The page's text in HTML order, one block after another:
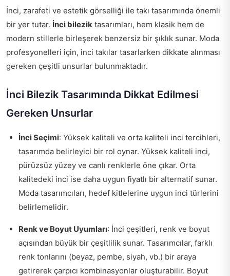
İnci, zarafeti ve estetik görselliği ile takı tasarımında önemli
bir yer tutar. İnci bilezik tasarımları, hem klasik hem de
modern stillerle birleşerek benzersiz bir şıklık sunar. Moda
profesyonelleri için, inci takılar tasarlarken dikkate alınması
gereken çeşitli unsurlar bulunmaktadır.
İnci Bilezik Tasarımında Dikkat Edilmesi
Gereken Unsurlar
İnci Seçimi: Yüksek kaliteli ve orta kaliteli inci tercihleri,
tasarımda belirleyici bir rol oynar. Yüksek kaliteli inci,
pürüzsüz yüzey ve canlı renklerle öne çıkar. Orta
kalitedeki inci ise daha uygun fiyatlı bir alternatif sunar.
Moda tasarımcıları, hedef kitlelerine uygun inci türlerini
belirlemelidir.
Renk ve Boyut Uyumları: İnci çeşitleri, renk ve boyut
açısından büyük bir çeşitlilik sunar. Tasarımcılar, farklı
renk tonlarını (beyaz, pembe, siyah, vb.) bir araya
getirerek çarpıcı kombinasyonlar oluşturabilir. Boyut